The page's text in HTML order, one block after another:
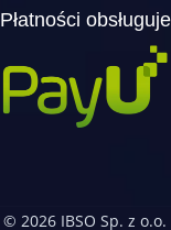
Płatności obsługuje
© 2026 IBSO Sp. z o.o.